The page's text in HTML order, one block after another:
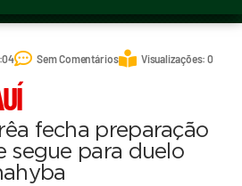
Sem Comentários Visualizações: 0
fecha preparação
segue para duelo